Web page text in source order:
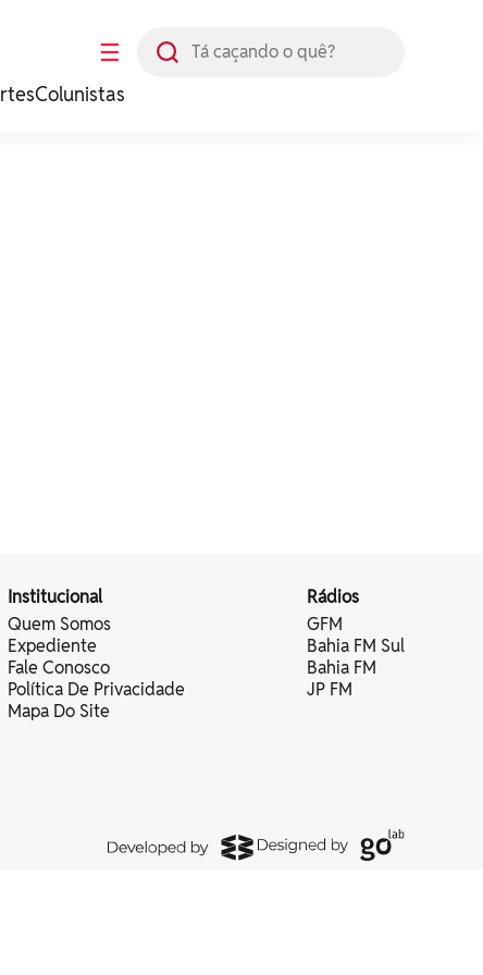
☰
Colunistas
Institucional
Quem Somos
Expediente
Fale Conosco
Política De Privacidade
Mapa Do Site
Rádios
GFM
Bahia FM Sul
Bahia FM
JP FM